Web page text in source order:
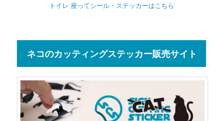
トイレ 座ってシール・ステッカーはこちら
ネコのカッティングステッカー販売サイト